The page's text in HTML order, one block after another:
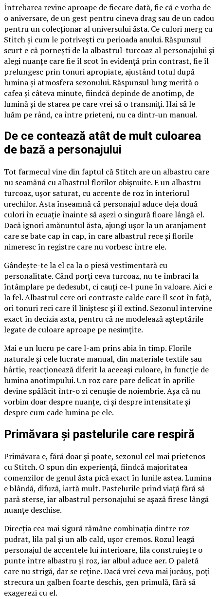
Întrebarea revine aproape de fiecare dată, fie că e vorba de
o aniversare, de un gest pentru cineva drag sau de un cadou
pentru un colecționar al universului ăsta. Ce culori merg cu
Stitch și cum le potrivești cu perioada anului. Răspunsul
scurt e că pornești de la albastrul-turcoaz al personajului și
alegi nuanțe care fie îl scot în evidență prin contrast, fie îl
prelungesc prin tonuri apropiate, ajustând totul după
lumina și atmosfera sezonului. Răspunsul lung merită o
cafea și câteva minute, fiindcă depinde de anotimp, de
lumină și de starea pe care vrei să o transmiți. Hai să le
luăm pe rând, ca între prieteni, nu ca dintr-un manual.
De ce contează atât de mult culoarea
de bază a personajului
Tot farmecul vine din faptul că Stitch are un albastru care
nu seamănă cu albastrul florilor obișnuite. E un albastru-
turcoaz, ușor saturat, cu accente de roz în interiorul
urechilor. Asta înseamnă că personajul aduce deja două
culori în ecuație înainte să așezi o singură floare lângă el.
Dacă ignori amănuntul ăsta, ajungi ușor la un aranjament
care se bate cap în cap, în care albastrul rece și florile
nimeresc în registre care nu vorbesc între ele.
Gândește-te la el ca la o piesă vestimentară cu
personalitate. Când porți ceva turcoaz, nu te îmbraci la
întâmplare pe dedesubt, ci cauți ce-l pune în valoare. Aici e
la fel. Albastrul cere ori contraste calde care îl scot în față,
ori tonuri reci care îl liniștesc și îl extind. Sezonul intervine
exact în decizia asta, pentru că ne modelează așteptările
legate de culoare aproape pe nesimțite.
Mai e un lucru pe care l-am prins abia în timp. Florile
naturale și cele lucrate manual, din materiale textile sau
hârtie, reacționează diferit la aceeași culoare, în funcție de
lumina anotimpului. Un roz care pare delicat în aprilie
devine spălăcit într-o zi cenușie de noiembrie. Așa că nu
vorbim doar despre nuanțe, ci și despre intensitate și
despre cum cade lumina pe ele.
Primăvara și pastelurile care respiră
Primăvara e, fără doar și poate, sezonul cel mai prietenos
cu Stitch. O spun din experiență, fiindcă majoritatea
comenzilor de genul ăsta pică exact în lunile astea. Lumina
e blândă, difuză, iartă mult. Pastelurile prind viață fără să
pară sterse, iar albastrul personajului se așază firesc lângă
nuanțe deschise.
Direcția cea mai sigură rămâne combinația dintre roz
pudrat, lila pal și un alb cald, ușor cremos. Rozul leagă
personajul de accentele lui interioare, lila construiește o
punte între albastru și roz, iar albul aduce aer. O paletă
care nu strigă, dar se reține. Dacă vrei ceva mai jucăuș, poți
strecura un galben foarte deschis, gen primulă, fără să
exagerezi cu el.